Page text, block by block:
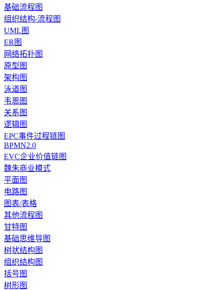
基础流程图
组织结构-流程图
UML图
ER图
网络拓扑图
原型图
架构图
泳道图
韦恩图
关系图
逻辑图
EPC事件过程链图
BPMN2.0
EVC企业价值链图
魏朱商业模式
平面图
电路图
图表/表格
其他流程图
甘特图
基础思维导图
树状结构图
组织结构图
括号图
树形图